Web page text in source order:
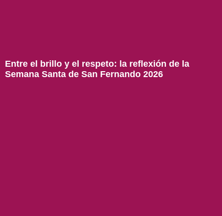
Entre el brillo y el respeto: la reflexión de la
Semana Santa de San Fernando 2026